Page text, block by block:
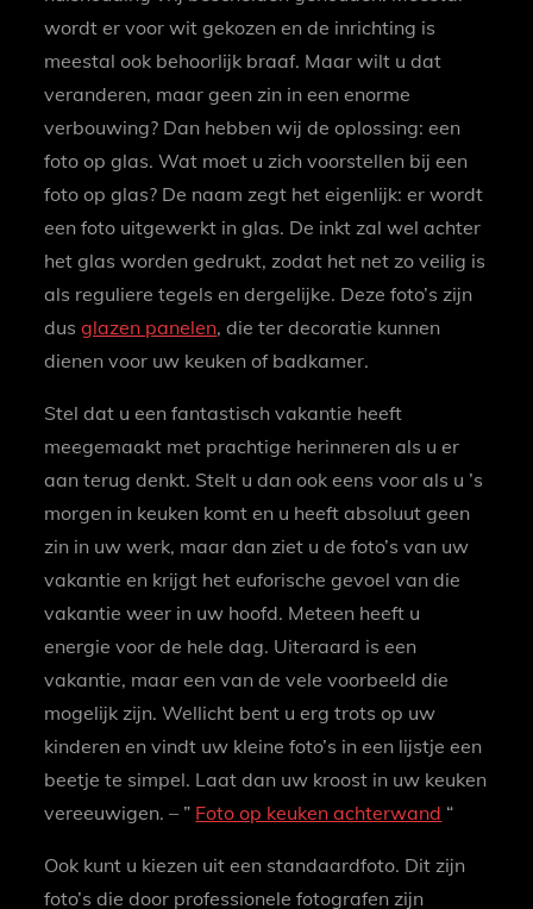
wordt er voor wit gekozen en de inrichting is
meestal ook behoorlijk braaf. Maar wilt u dat
veranderen, maar geen zin in een enorme
verbouwing? Dan hebben wij de oplossing: een
foto op glas. Wat moet u zich voorstellen bij een
foto op glas? De naam zegt het eigenlijk: er wordt
een foto uitgewerkt in glas. De inkt zal wel achter
het glas worden gedrukt, zodat het net zo veilig is
als reguliere tegels en dergelijke. Deze foto’s zijn
dusglazen panelen, die ter decoratie kunnen
dienen voor uw keuken of badkamer.
Stel dat u een fantastisch vakantie heeft
meegemaakt met prachtige herinneren als u er
aan terug denkt. Stelt u dan ook eens voor als u ’s
morgen in keuken komt en u heeft absoluut geen
zin in uw werk, maar dan ziet u de foto’s van uw
vakantie en krijgt het euforische gevoel van die
vakantie weer in uw hoofd. Meteen heeft u
energie voor de hele dag. Uiteraard is een
vakantie, maar een van de vele voorbeeld die
mogelijk zijn. Wellicht bent u erg trots op uw
kinderen en vindt uw kleine foto’s in een lijstje een
beetje te simpel. Laat dan uw kroost in uw keuken
vereeuwigen. – ” Foto op keuken achterwand “
Ook kunt u kiezen uit een standaardfoto. Dit zijn
foto’s die door professionele fotografen zijn